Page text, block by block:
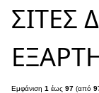
ΣΙΤΕΣ
Εμφάνιση 1 έως 97 (από